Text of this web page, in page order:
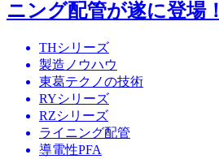
ニング配管が遂に登場！
THシリーズ
製造ノウハウ
東葛テクノの技術
RYシリーズ
RZシリーズ
ライニング配管
導電性PFA